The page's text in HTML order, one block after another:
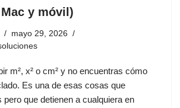
y móvil)
mayo 29, 2026
m², x² o cm² y no encuentras cómo
Es una de esas cosas que
pero que detienen a cualquiera en